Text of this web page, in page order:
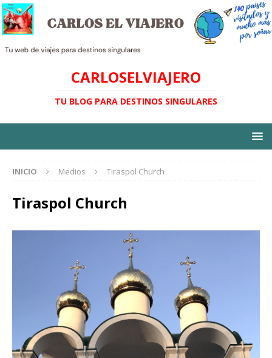
CARLOSELVIAJERO
TU BLOG PARA DESTINOS SINGULARES
INICIO Medios Tiraspol Church
Tiraspol Church